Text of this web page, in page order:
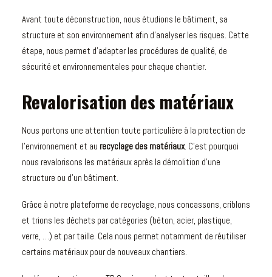
Avant toute déconstruction, nous étudions le bâtiment, sa
structure et son environnement afin d’analyser les risques. Cette
étape, nous permet d’adapter les procédures de qualité, de
sécurité et environnementales pour chaque chantier.
Revalorisation des matériaux
Nous portons une attention toute particulière à la protection de
l’environnement et au recyclage des matériaux. C’est pourquoi
nous revalorisons les matériaux après la démolition d’une
structure ou d’un bâtiment.
Grâce à notre plateforme de recyclage, nous concassons, criblons
et trions les déchets par catégories (béton, acier, plastique,
verre, …) et par taille. Cela nous permet notamment de réutiliser
certains matériaux pour de nouveaux chantiers.